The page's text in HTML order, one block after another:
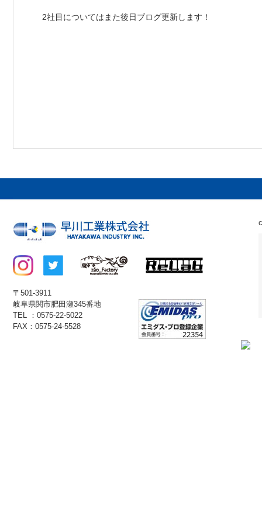
2社目についてはまた後日ブログ更新します！
〒501-3911
岐阜県関市肥田瀬345番地
TEL ：0575-22-5022
FAX：0575-24-5528